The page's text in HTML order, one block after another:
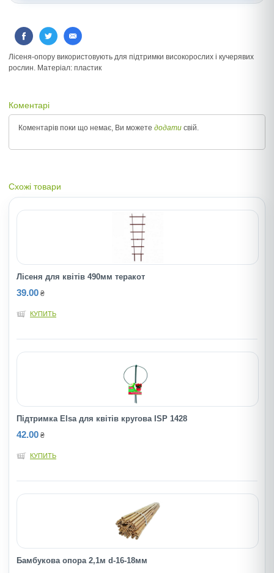
Лісеня-опору використовують для підтримки високорослих і кучерявих
рослин. Матеріал: пластик
Коментарі
Коментарів поки що немає, Ви можете додати свій.
Схожі товари
Лісеня для квітів 490мм теракот
39.00 ₴
КУПИТЬ
Підтримка Elsa для квітів кругова ISP 1428
42.00 ₴
КУПИТЬ
Бамбукова опора 2,1м d-16-18мм